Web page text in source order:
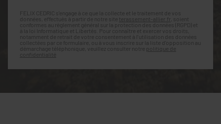
FELIX CEDRIC s'engage à ce que la collecte et le traitement de vos
données, effectués à partir de notre site terassement-allier.fr
, soient
conformes au règlement général sur la protection des données (RGPD) et
à la loi Informatique et Libertés. Pour connaître et exercer vos droits,
notamment de retrait de votre consentement à l'utilisation des données
collectées par ce formulaire, ou à vous inscrire sur la liste d'opposition au
démarchage téléphonique, veuillez consulter notre politique de
confidentialité